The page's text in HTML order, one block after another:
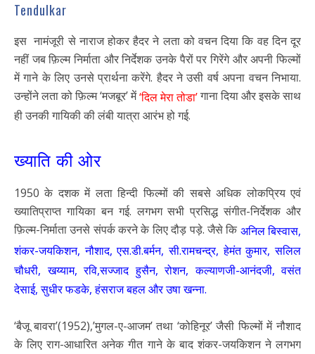
Tendulkar
इस नामंजूरी से नाराज होकर हैदर ने लता को वचन दिया कि वह दिन दूर
नहीं जब फ़िल्म निर्माता और निर्देशक उनके पैरों पर गिरेंगे और अपनी फिल्मों
में गाने के लिए उनसे प्रार्थना करेंगे. हैदर ने उसी वर्ष अपना वचन निभाया.
उन्होंने लता को फ़िल्म ‘मजबूर’ में‘दिल मेरा तोडा’गाना दिया और इसके साथ
ही उनकी गायिकी की लंबी यात्रा आरंभ हो गई.
ख्याति की ओर
1950 के दशक में लता हिन्दी फिल्मों की सबसे अधिक लोकप्रिय एवं
ख्यातिप्राप्त गायिका बन गई. लगभग सभी प्रसिद्ध संगीत-निर्देशक और
फ़िल्म-निर्माता उनसे संपर्क करने के लिए दौड़ पड़े. जैसे कि अनिल बिस्वास,
शंकर-जयकिशन, नौशाद, एस.डी.बर्मन, सी.रामचन्द्र, हेमंत कुमार, सलिल
चौधरी, खय्याम, रवि,सज्जाद हुसैन, रोशन, कल्याणजी-आनंदजी, वसंत
देसाई, सुधीर फडके, हंसराज बहल और उषा खन्ना.
‘बैजू बावरा’(1952),’मुगल-ए-आजम’ तथा ‘कोहिनूर’ जैसी फिल्मों में नौशाद
के लिए राग-आधारित अनेक गीत गाने के बाद शंकर-जयकिशन ने लगभग